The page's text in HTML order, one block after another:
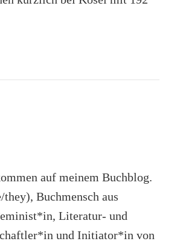
auf meinem Buchblog.
Buchmensch aus
Literatur- und
und Initiator*in von